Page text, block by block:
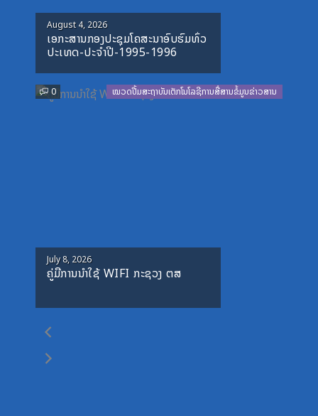
Posted
on
August 4, 2026
ເອກະສານກອງປະຊຸມໂຄສະນາອົບຮົມທົ່ວ
ປະເທດ-ປະຈໍາປີ-1995-1996
0 ໝວດປື້ມສະຖາບັນເຕັກໂນໂລຊີການສື່ສານຂໍ້ມູນຂ່າວສານ
Posted
on
July 8, 2026
ຄູ່ມືການນຳໃຊ້ WIFI ກະຊວງ ຕສ